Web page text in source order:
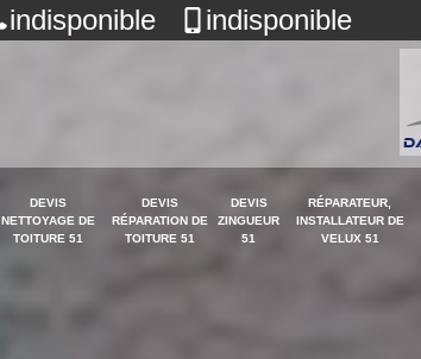
indisponible indisponible
DEVIS
NETTOYAGE DE
TOITURE 51
DEVIS
RÉPARATION DE
TOITURE 51
DEVIS
ZINGUEUR
51
RÉPARATEUR,
INSTALLATEUR DE
VELUX 51